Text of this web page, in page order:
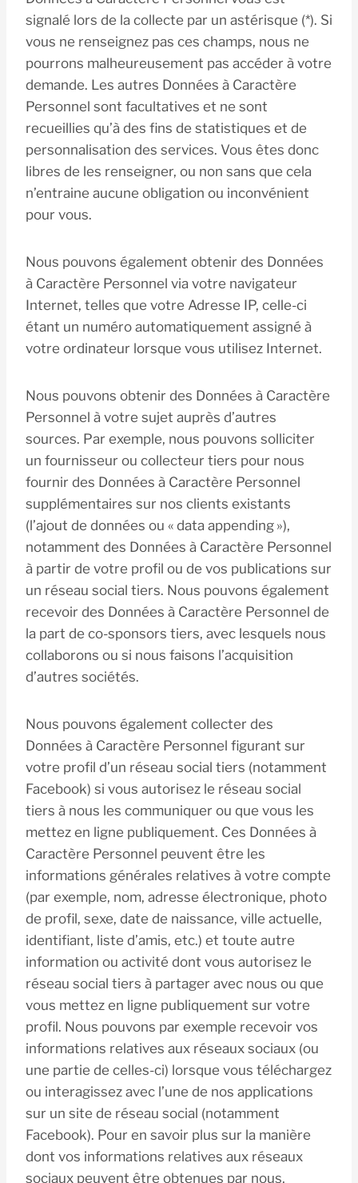
signalé lors de la collecte par un astérisque (*). Si
vous ne renseignez pas ces champs, nous ne
pourrons malheureusement pas accéder à votre
demande. Les autres Données à Caractère
Personnel sont facultatives et ne sont
recueillies qu’à des fins de statistiques et de
personnalisation des services. Vous êtes donc
libres de les renseigner, ou non sans que cela
n’entraine aucune obligation ou inconvénient
pour vous.
Nous pouvons également obtenir des Données
à Caractère Personnel via votre navigateur
Internet, telles que votre Adresse IP, celle-ci
étant un numéro automatiquement assigné à
votre ordinateur lorsque vous utilisez Internet.
Nous pouvons obtenir des Données à Caractère
Personnel à votre sujet auprès d’autres
sources. Par exemple, nous pouvons solliciter
un fournisseur ou collecteur tiers pour nous
fournir des Données à Caractère Personnel
supplémentaires sur nos clients existants
(l’ajout de données ou « data appending »),
notamment des Données à Caractère Personnel
à partir de votre profil ou de vos publications sur
un réseau social tiers. Nous pouvons également
recevoir des Données à Caractère Personnel de
la part de co-sponsors tiers, avec lesquels nous
collaborons ou si nous faisons l’acquisition
d’autres sociétés.
Nous pouvons également collecter des
Données à Caractère Personnel figurant sur
votre profil d’un réseau social tiers (notamment
Facebook) si vous autorisez le réseau social
tiers à nous les communiquer ou que vous les
mettez en ligne publiquement. Ces Données à
Caractère Personnel peuvent être les
informations générales relatives à votre compte
(par exemple, nom, adresse électronique, photo
de profil, sexe, date de naissance, ville actuelle,
identifiant, liste d’amis, etc.) et toute autre
information ou activité dont vous autorisez le
réseau social tiers à partager avec nous ou que
vous mettez en ligne publiquement sur votre
profil. Nous pouvons par exemple recevoir vos
informations relatives aux réseaux sociaux (ou
une partie de celles-ci) lorsque vous téléchargez
ou interagissez avec l’une de nos applications
sur un site de réseau social (notamment
Facebook). Pour en savoir plus sur la manière
dont vos informations relatives aux réseaux
sociaux peuvent être obtenues par nous,